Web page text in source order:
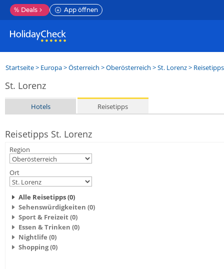
% Deals App öffnen
Startseite> Europa>Österreich >Oberösterreich >St. Lorenz> Reisetipps
St. Lorenz
Hotels Reisetipps
Reisetipps St. Lorenz
Region
Ort
Alle Reisetipps (0)
Sehenswürdigkeiten (0)
Sport & Freizeit (0)
Essen & Trinken (0)
Nightlife (0)
Shopping (0)